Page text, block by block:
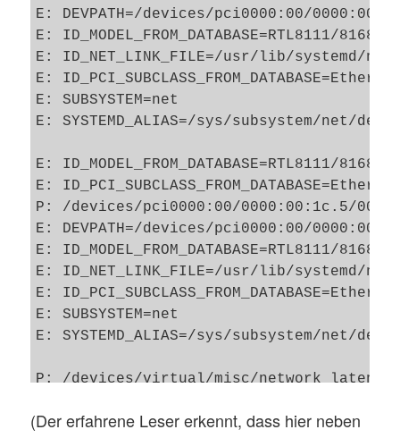
E: DEVPATH=/devices/pci0000:00/
E:
E: ID_NET_LINK_FILE=/usr/lib/systemd/
E:
E: SUBSYSTEM=net
E: SYSTEMD_ALIAS=/sys/subsystem/net/
E:
E:
P: /devices/pci0000:00/0000:00:1c.5/
E: DEVPATH=/devices/pci0000:00/
E:
E: ID_NET_LINK_FILE=/usr/lib/systemd/
E:
E: SUBSYSTEM=net
E: SYSTEMD_ALIAS=/sys/subsystem/net/
P: /devices/virtual/misc/network_latency
E: DEVNAME=/dev/network_latency
(Der erfahrene Leser erkennt, dass hier neben